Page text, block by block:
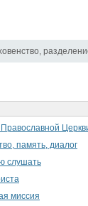
,
память, диалог
слушать
миссия